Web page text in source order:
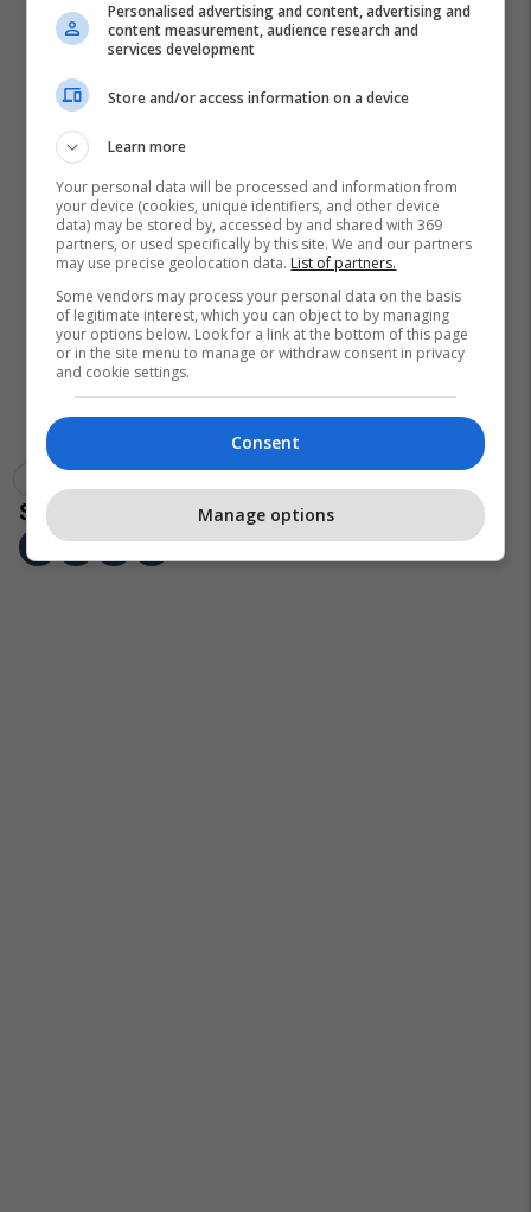
Personalised advertising and content, advertising and
content measurement, audience research and
services development
Store and/or access information on a device
Learn more
Your personal data will be processed and information from
your device (cookies, unique identifiers, and other device
data) may be stored by, accessed by and shared with 369
partners, or used specifically by this site. We and our partners
may use precise geolocation data. List of partners.
Some vendors may process your personal data on the basis
of legitimate interest, which you can object to by managing
your options below. Look for a link at the bottom of this page
or in the site menu to manage or withdraw consent in privacy
and cookie settings.
Consent
Manage options